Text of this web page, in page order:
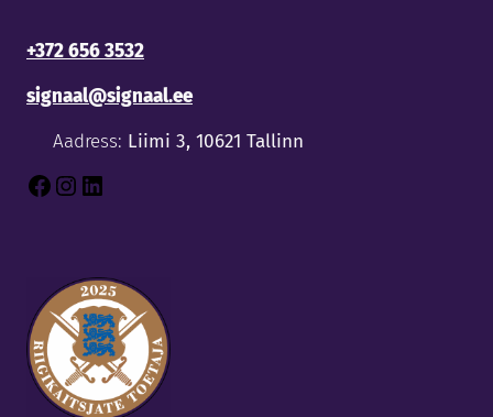
+372 656 3532
signaal@signaal.ee
Aadress: Liimi 3, 10621 Tallinn
Facebook
Instagram
LinkedIn